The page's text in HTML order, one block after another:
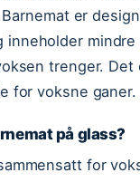
er
mindre
trenger. Det
for voksne ganer.
på glass?
for